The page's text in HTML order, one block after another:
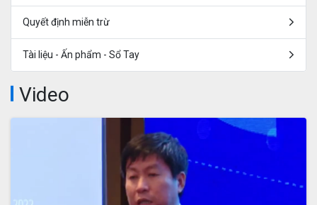
Quyết định miễn trừ
Tài liệu - Ấn phẩm - Sổ Tay
Video